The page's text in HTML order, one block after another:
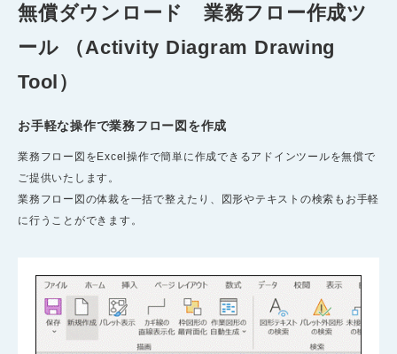
無償ダウンロード 業務フロー作成ツ
ール （Activity Diagram Drawing
Tool）
お手軽な操作で業務フロー図を作成
業務フロー図をExcel操作で簡単に作成できるアドインツールを無償で
ご提供いたします。
業務フロー図の体裁を一括で整えたり、図形やテキストの検索もお手軽
に行うことができます。